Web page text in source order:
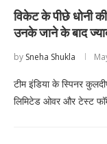
विकेट के पीछे धोनी
उनके जाने के बाद
by Sneha Shukla
टीम इंडिया के स्पिनर
लिमिटेड ओवर और टेस्ट